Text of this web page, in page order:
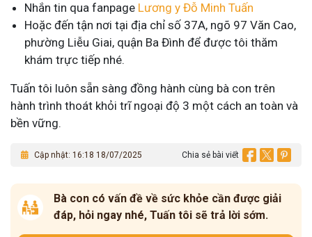
Nhắn tin qua fanpage Lương y Đỗ Minh Tuấn
Hoặc đến tận nơi tại địa chỉ số 37A, ngõ 97 Văn Cao,
phường Liễu Giai, quận Ba Đình để được tôi thăm
khám trực tiếp nhé.
Tuấn tôi luôn sẵn sàng đồng hành cùng bà con trên
hành trình thoát khỏi trĩ ngoại độ 3 một cách an toàn và
bền vững.
Cập nhật: 16:18 18/07/2025 Chia sẻ bài viết
Bà con có vấn đề về sức khỏe cần được giải
đáp, hỏi ngay nhé, Tuấn tôi sẽ trả lời sớm.